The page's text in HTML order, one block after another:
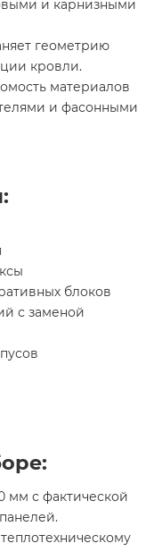
и карнизными
геометрию
кровли.
материалов
и фасонными
блоков
с заменой
мм с фактической